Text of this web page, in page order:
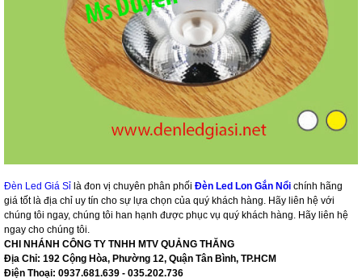
Đèn Led Giá Sỉ là đon vị chuyên phân phối Đèn Led Lon Gắn Nổi chính hãng
giá tốt là địa chỉ uy tín cho sự lựa chọn của quý khách hàng. Hãy liên hệ với
chúng tôi ngay, chúng tôi han hạnh được phục vụ quý khách hàng. Hãy liên hệ
ngay cho chúng tôi.
CHI NHÁNH CÔNG TY TNHH MTV QUẢNG THĂNG
Địa Chỉ: 192 Cộng Hòa, Phường 12, Quận Tân Bình, TP.HCM
Điện Thoại: 0937.681.639 - 035.202.736